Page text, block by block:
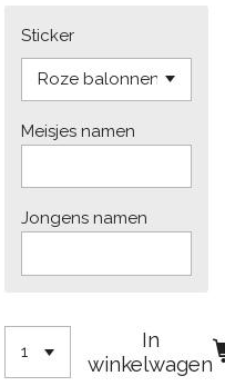
Sticker
Meisjes namen
Jongens namen
In
winkelwagen